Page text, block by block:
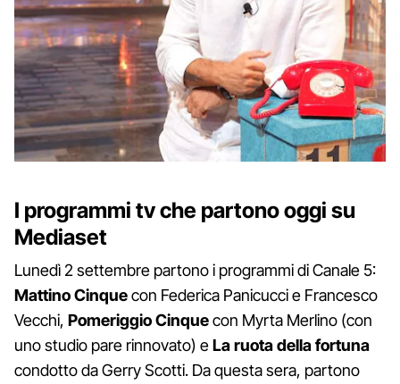
I programmi tv che partono oggi su
Mediaset
Lunedì 2 settembre partono i programmi di Canale 5:
MattinoCinquecon Federica Panicucci e Francesco
Vecchi, Pomeriggio Cinquecon Myrta Merlino (con
uno studio pare rinnovato) eLa ruota della fortuna
condotto da Gerry Scotti. Da questa sera, partono